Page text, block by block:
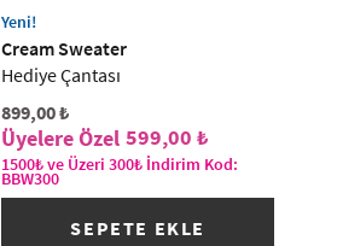
Yeni!
Cream Sweater
Hediye Çantası
899,00 ₺
599,00 ₺
1500₺ ve Üzeri 300₺ İndirim Kod:
BBW300
SEPETE EKLE